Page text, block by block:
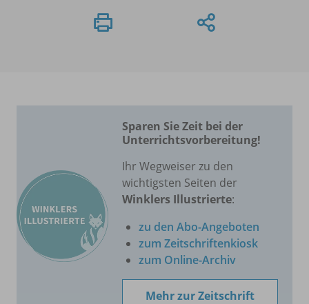
Sparen Sie Zeit bei der
Unterrichtsvorbereitung!
Ihr Wegweiser zu den
wichtigsten Seiten der
Winklers Illustrierte:
zu den Abo-Angeboten
zum Zeitschriftenkiosk
zum Online-Archiv
Mehr zur Zeitschrift